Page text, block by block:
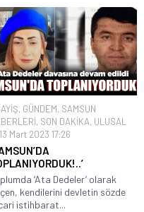
, GÜNDEM, SAMSUN
, SON DAKİKA, ULUSAL
13 Mart 2023 17:26
‘Ata Dedeler’ olarak
kendilerini devletin sözde
istihbarat...